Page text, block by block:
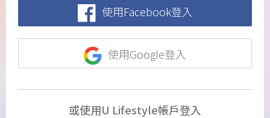
使用Facebook登入
使用Google登入
或使用U Lifestyle帳戶登入